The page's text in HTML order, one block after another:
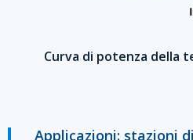
Curva di potenza della
Applicazioni: stazioni